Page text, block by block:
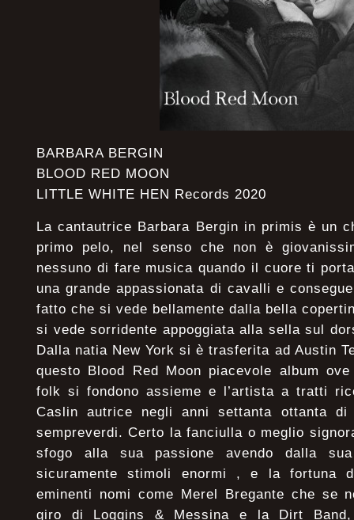
BARBARA BERGIN
BLOOD RED MOON
LITTLE WHITE HEN Records 2020
La cantautrice Barbara Bergin in primis è un
primo pelo, nel senso che non è
nessuno di fare musica quando il cuore ti
una grande appassionata di cavalli e
fatto che si vede bellamente dalla bella
si vede sorridente appoggiata alla sella sul
Dalla natia New York si è trasferita ad Austin
questo Blood Red Moon piacevole album
folk si fondono assieme e l’artista a tratti
Caslin autrice negli anni settanta ottanta di
sempreverdi. Certo la fanciulla o meglio
sfogo alla sua passione avendo dalla
sicuramente stimoli enormi , e la fortuna
eminenti nomi come Merel Bregante che se
giro di Loggins & Messina e la Dirt Band,